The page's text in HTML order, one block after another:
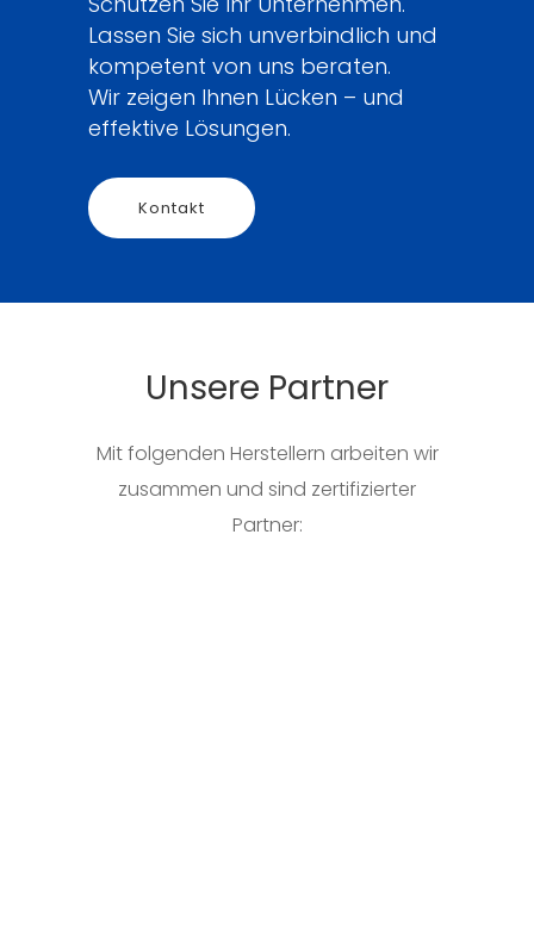
Lassen Sie sich unverbindlich und
kompetent von uns beraten.
Wir zeigen Ihnen Lücken – und
effektive Lösungen.
Kontakt
Unsere Partner
Mit folgenden Herstellern arbeiten wir
zusammen und sind zertifizierter
Partner: